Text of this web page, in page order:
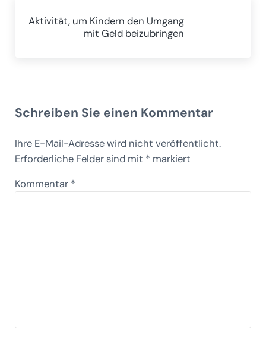
Aktivität, um Kindern den Umgang
mit Geld beizubringen
Schreiben Sie einen Kommentar
Ihre E-Mail-Adresse wird nicht veröffentlicht.
Erforderliche Felder sind mit * markiert
Kommentar *